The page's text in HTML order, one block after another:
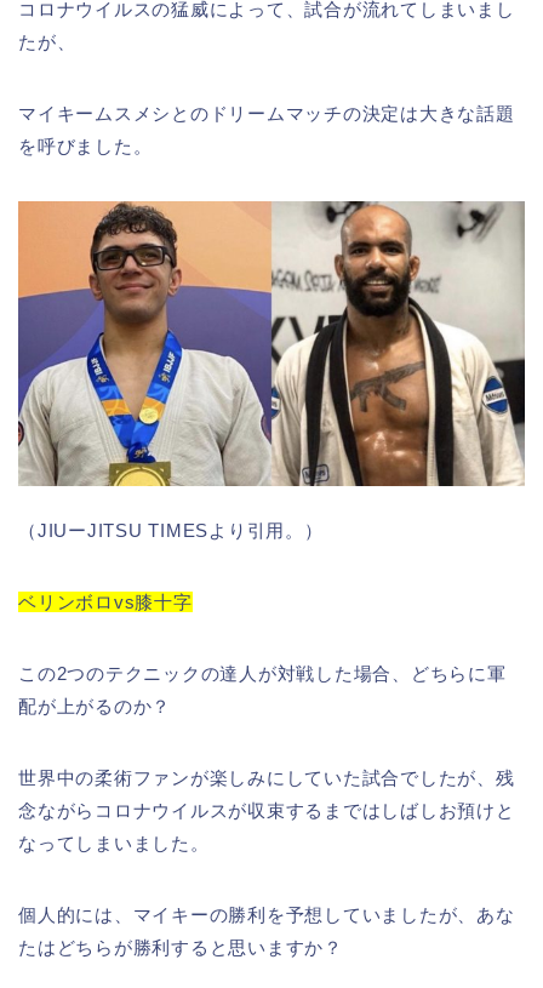
コロナウイルスの猛威によって、試合が流れてしまいまし
たが、
マイキームスメシとのドリームマッチの決定は大きな話題
を呼びました。
（JIUーJITSU TIMESより引用。）
ベリンボロvs膝十字
この2つのテクニックの達人が対戦した場合、どちらに軍
配が上がるのか？
世界中の柔術ファンが楽しみにしていた試合でしたが、残
念ながらコロナウイルスが収束するまではしばしお預けと
なってしまいました。
個人的には、マイキーの勝利を予想していましたが、あな
たはどちらが勝利すると思いますか？